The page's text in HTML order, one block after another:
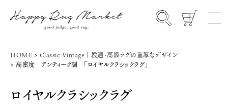
HOME
Classic Vintage｜段通・高級ラグの重厚なデザイン
高密度 アンティーク調 「ロイヤルクラシックラグ」
ロイヤルクラシックラグ